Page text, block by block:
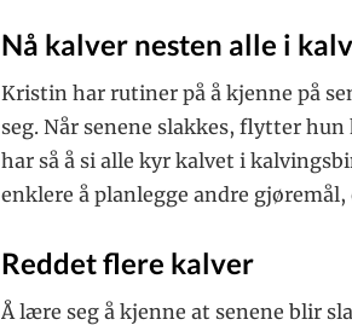
Nå kalver nesten alle i
Kristin har rutiner på å kjenne på
seg. Når senene slakkes, flytter
har så å si alle kyr kalvet i
enklere å planlegge andre
Reddet flere kalver
Å lære seg å kjenne at senene blir